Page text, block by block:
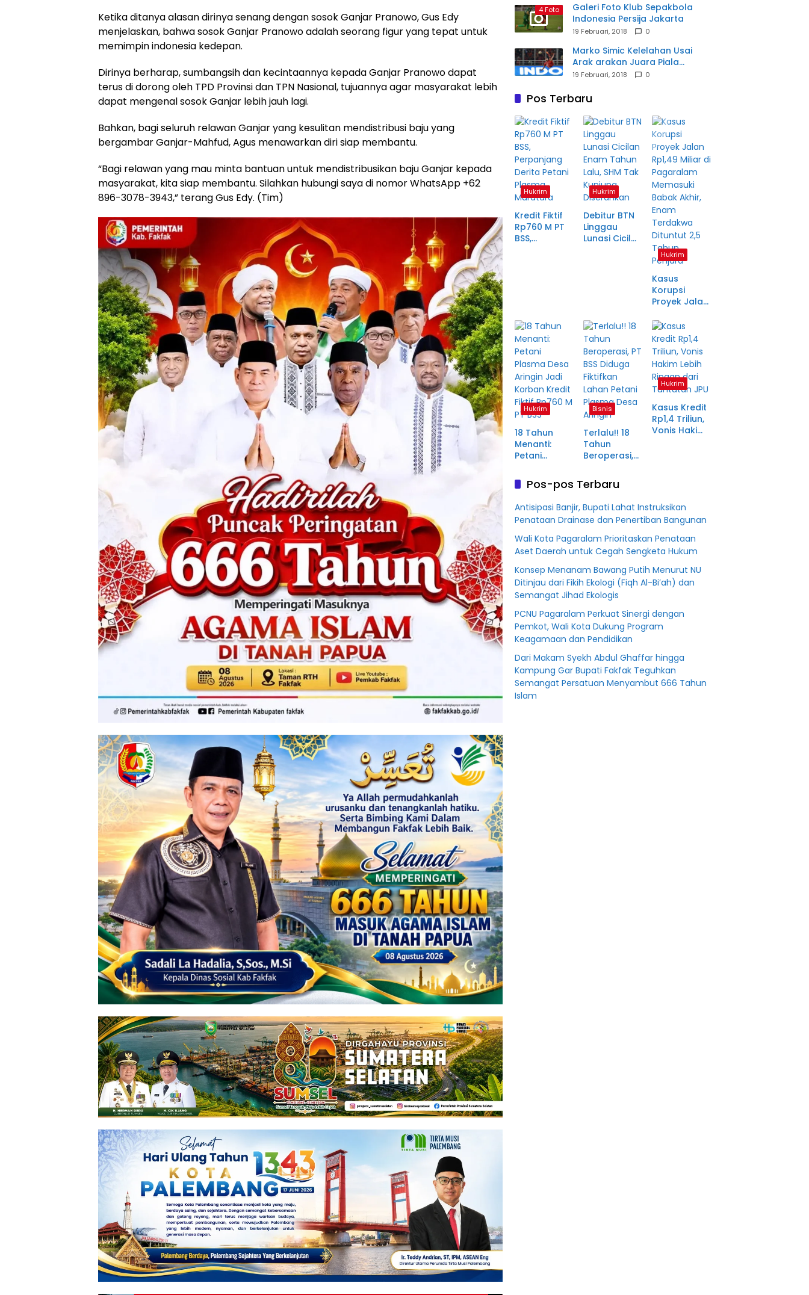
Ketika ditanya alasan dirinya senang dengan sosok Ganjar Pranowo, Gus Edy
menjelaskan, bahwa sosok Ganjar Pranowo adalah seorang figur yang tepat untuk
memimpin indonesia kedepan.
Dirinya berharap, sumbangsih dan kecintaannya kepada Ganjar Pranowo dapat
terus di dorong oleh TPD Provinsi dan TPN Nasional, tujuannya agar masyarakat lebih
dapat mengenal sosok Ganjar lebih jauh lagi.
Bahkan, bagi seluruh relawan Ganjar yang kesulitan mendistribusi baju yang
bergambar Ganjar-Mahfud, Agus menawarkan diri siap membantu.
“Bagi relawan yang mau minta bantuan untuk mendistribusikan baju Ganjar kepada
masyarakat, kita siap membantu. Silahkan hubungi saya di nomor WhatsApp +62
896-3078-3943,” terang Gus Edy. (Tim)
4 Foto
Galeri Foto Klub Sepakbola
Indonesia Persija Jakarta
19 Februari, 2018 0
Marko Simic Kelelahan Usai
Arak arakan Juara Piala
Presiden
19 Februari, 2018 0
Pos Terbaru
Hukrim
Kredit Fiktif
Rp760 M PT
BSS,
Hukrim
Debitur BTN
Linggau
Lunasi Cicilan
Hukrim
Kasus
Korupsi
Proyek Jalan
di
Pagaralam
Memasuki
Babak Akhir,
Enam
Terdakwa
Dituntut 2,5
Tahun
Penjara
Hukrim
18 Tahun
Menanti:
Petani
Aringin Jadi
Korban
Kredit Fiktif
Rp760 M PT
BSS
Bisnis
Terlalu!! 18
Tahun
Beroperasi,
Diduga
Fiktifkan
Lahan Petani
Plasma Desa
Aringin
Hukrim
Kasus Kredit
Rp1,4 Triliun,
Vonis Hakim
Pos-pos Terbaru
Antisipasi Banjir, Bupati Lahat Instruksikan
Penataan Drainase dan Penertiban Bangunan
Wali Kota Pagaralam Prioritaskan Penataan
Aset Daerah untuk Cegah Sengketa Hukum
Konsep Menanam Bawang Putih Menurut NU
Ditinjau dari Fikih Ekologi (Fiqh Al-Bi’ah) dan
Semangat Jihad Ekologis
PCNU Pagaralam Perkuat Sinergi dengan
Pemkot, Wali Kota Dukung Program
Keagamaan dan Pendidikan
Dari Makam Syekh Abdul Ghaffar hingga
Kampung Gar Bupati Fakfak Teguhkan
Semangat Persatuan Menyambut 666 Tahun
Islam